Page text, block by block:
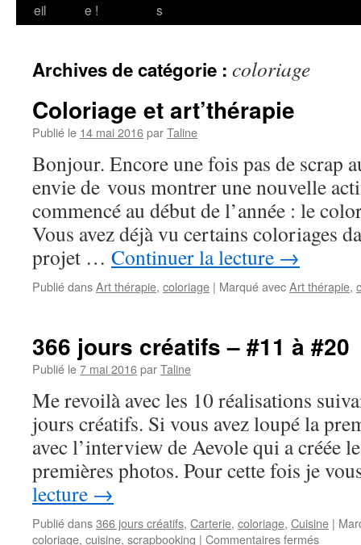
eil
e !
s
Archives de catégorie : coloriage
Coloriage et art’thérapie
Publié le 14 mai 2016parTaline
Bonjour. Encore une fois pas de scrap
envie de vous montrer une nouvelle
commencé au début de l’année : le
Vous avez déjà vu certains coloriages
projet … Continuer la lecture →
Publié dansArt thérapie, coloriage | Marqué avecArt thérapie,
366 jours créatifs – #11 à #20
Publié le7 mai 2016parTaline
Me revoilà avec les 10 réalisations
jours créatifs. Si vous avez loupé la
avec l’interview de Aevole qui a créée
premières photos. Pour cette fois je
lecture →
Publié dans366 jours créatifs, Carterie, coloriage, Cuisine |
coloriage, cuisine, scrapbooking | Commentaires ferméssur